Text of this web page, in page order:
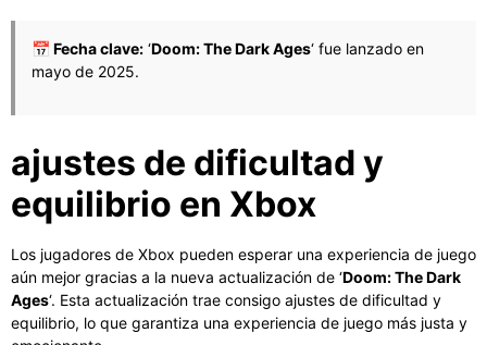
📅 Fecha clave: ‘Doom: The Dark Ages‘ fue lanzado en
mayo de 2025.
ajustes de dificultad y
equilibrio en Xbox
Los jugadores de Xbox pueden esperar una experiencia de juego
aún mejor gracias a la nueva actualización de ‘Doom: The Dark
Ages‘. Esta actualización trae consigo ajustes de dificultad y
equilibrio, lo que garantiza una experiencia de juego más justa y